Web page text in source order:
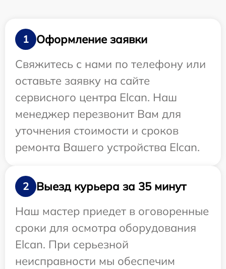
1
Оформление заявки
Свяжитесь с нами по телефону или
оставьте заявку на сайте
сервисного центра Elcan. Наш
менеджер перезвонит Вам для
уточнения стоимости и сроков
ремонта Вашего устройства Elcan.
2
Выезд курьера за 35 минут
Наш мастер приедет в оговоренные
сроки для осмотра оборудования
Elcan. При серьезной
неисправности мы обеспечим